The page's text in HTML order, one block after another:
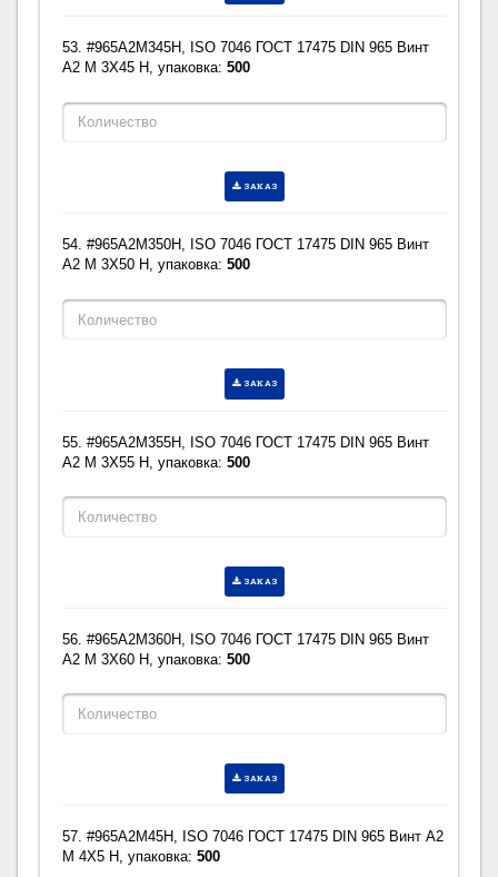
53. #965A2M345H, ISO 7046 ГОСТ 17475 DIN 965 Винт
A2 M 3X45 H, упаковка:500
ЗАКАЗ
54. #965A2M350H, ISO 7046 ГОСТ 17475 DIN 965 Винт
A2 M 3X50 H, упаковка:500
ЗАКАЗ
55. #965A2M355H, ISO 7046 ГОСТ 17475 DIN 965 Винт
A2 M 3X55 H, упаковка:500
ЗАКАЗ
56. #965A2M360H, ISO 7046 ГОСТ 17475 DIN 965 Винт
A2 M 3X60 H, упаковка:500
ЗАКАЗ
57. #965A2M45H, ISO 7046 ГОСТ 17475 DIN 965 Винт A2
M 4X5 H, упаковка:500